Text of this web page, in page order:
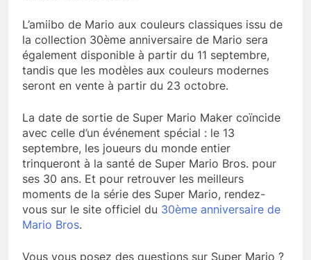
L’amiibo de Mario aux couleurs classiques issu de
la collection 30ème anniversaire de Mario sera
également disponible à partir du 11 septembre,
tandis que les modèles aux couleurs modernes
seront en vente à partir du 23 octobre.
La date de sortie de Super Mario Maker coïncide
avec celle d’un événement spécial : le 13
septembre, les joueurs du monde entier
trinqueront à la santé de Super Mario Bros. pour
ses 30 ans. Et pour retrouver les meilleurs
moments de la série des Super Mario, rendez-
vous sur le site officiel du 30ème anniversaire de
Mario Bros.
Vous vous posez des questions sur Super Mario ?